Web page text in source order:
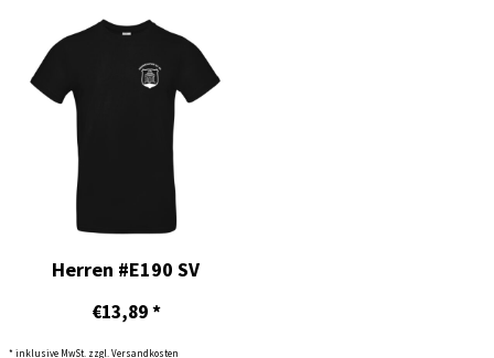
Herren #E190 SV
€13,89*
* inklusive MwSt. zzgl. Versandkosten